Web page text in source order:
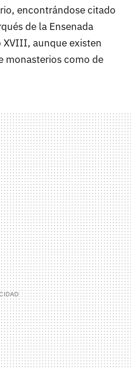
encontrándose citado
de la Ensenada
XVIII, aunque existen
monasterios como de